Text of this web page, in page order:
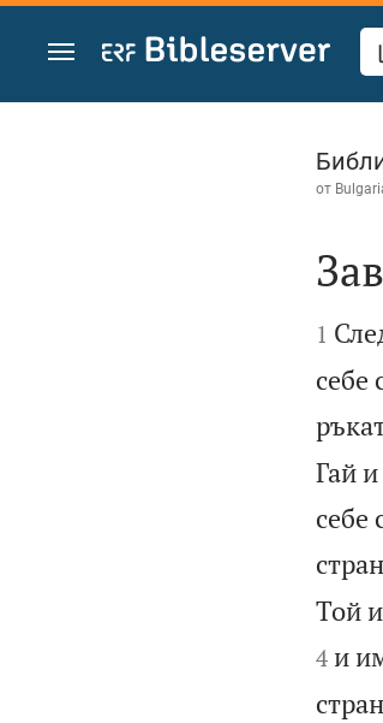
Преминете към съдържанието
от


1
себе
Гай
себе
Той
4 и